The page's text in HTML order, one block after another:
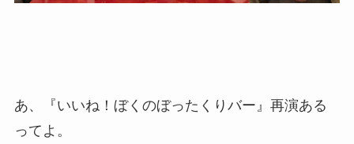
あ、『いいね！ぼくのぼったくりバー』再演ある
ってよ。